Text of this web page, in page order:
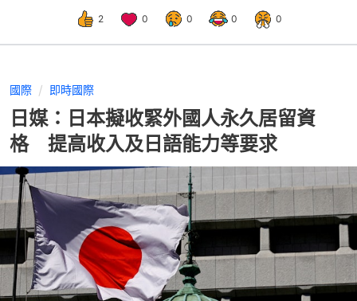
2 0 0 0 0
國際 即時國際
日媒：日本擬收緊外國人永久居留資
格 提高收入及日語能力等要求